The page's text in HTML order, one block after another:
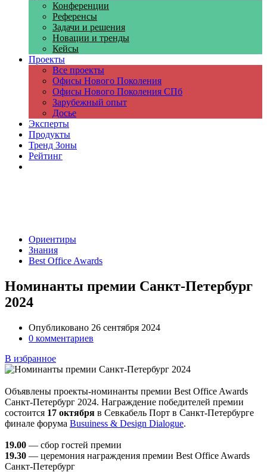
Конференции
Референсы
Задачи и решения
Новации и тренды
Кейсы
Проекты
Все проекты
Офисы Нового Поколения
Офисы Нового Поколения СПб
Зарубежный опыт
Досье
Эксперты
Продукты
Тренд Зоны
Рейтинг
Ориентиры
Знания
Best Office Awards
Номинанты премии Санкт-Петербург
2024
Опубликовано 26 сентября 2024
0 комментариев
В избранное
Объявлены проекты-номинанты премии Best Office Awards
Санкт-Петербург 2024. Награждение победителей премии
состоится 17 октября в Севкабель Порт в Санкт-Петербурге
финале форума Busuiness & Design Dialogue.
19.00 — сбор гостей премии
19.30 — церемония награждения премии Best Office Awards
Санкт-Петербург